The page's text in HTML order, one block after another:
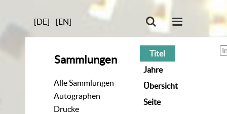
[DE] [EN]
Sammlungen
Alle Sammlungen
Autographen
Drucke
Titel
Jahre
Übersicht
Seite